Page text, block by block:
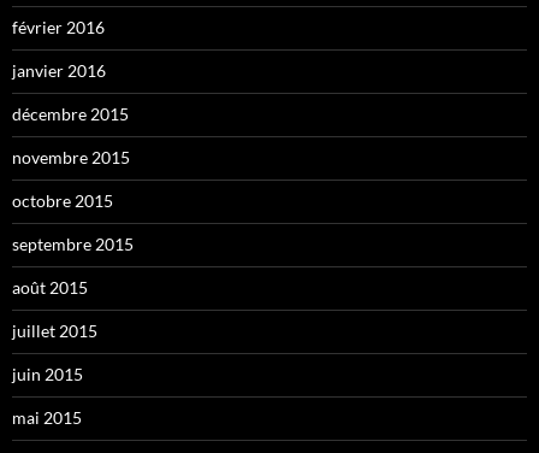
février 2016
janvier 2016
décembre 2015
novembre 2015
octobre 2015
septembre 2015
août 2015
juillet 2015
juin 2015
mai 2015